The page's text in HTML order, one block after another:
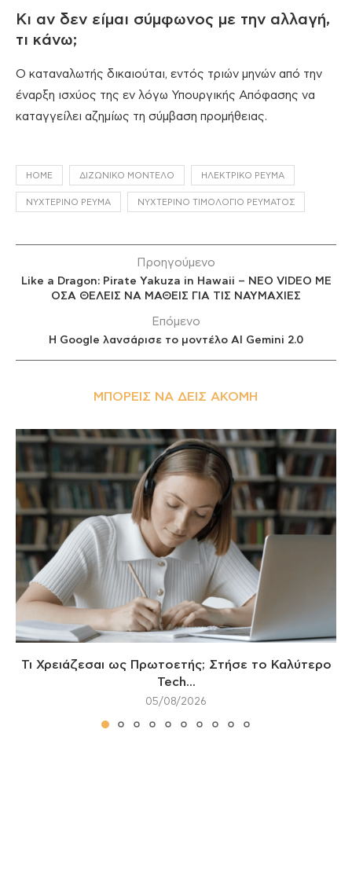
Κι αν δεν είμαι σύμφωνος με την αλλαγή,
τι κάνω;
Ο καταναλωτής δικαιούται, εντός τριών μηνών από την
έναρξη ισχύος της εν λόγω Υπουργικής Απόφασης να
καταγγείλει αζημίως τη σύμβαση προμήθειας.
HOME ΔΙΖΩΝΙΚΌ ΜΟΝΤΈΛΟ ΗΛΕΚΤΡΙΚΌ ΡΕΎΜΑ
ΝΥΧΤΕΡΙΝΌ ΡΕΎΜΑ ΝΥΧΤΕΡΙΝΌ ΤΙΜΟΛΌΓΙΟ ΡΕΎΜΑΤΟΣ
Προηγούμενο
Like a Dragon: Pirate Yakuza in Hawaii – ΝΕΟ VIDEO ΜΕ
ΟΣΑ ΘΕΛΕΙΣ ΝΑ ΜΑΘΕΙΣ ΓΙΑ ΤΙΣ ΝΑΥΜΑΧΙΕΣ
Επόμενο
Η Google λανσάρισε το μοντέλο AI Gemini 2.0
ΜΠΟΡΕΊΣ ΝΑ ΔΕΙΣ ΑΚΌΜΗ
Τι Χρειάζεσαι ως Πρωτοετής; Στήσε το Καλύτερο
Tech...
05/08/2026